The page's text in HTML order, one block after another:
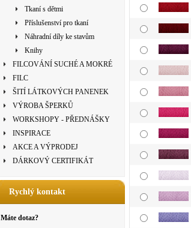
Tkaní s dětmi
Příslušenství pro tkaní
Náhradní díly ke stavům
Knihy
FILCOVÁNÍ SUCHÉ A MOKRÉ
FILC
ŠITÍ LÁTKOVÝCH PANENEK
VÝROBA ŠPERKŮ
WORKSHOPY - PŘEDNÁŠKY
INSPIRACE
AKCE A VÝPRODEJ
DÁRKOVÝ CERTIFIKÁT
Rychlý kontakt
Máte dotaz?